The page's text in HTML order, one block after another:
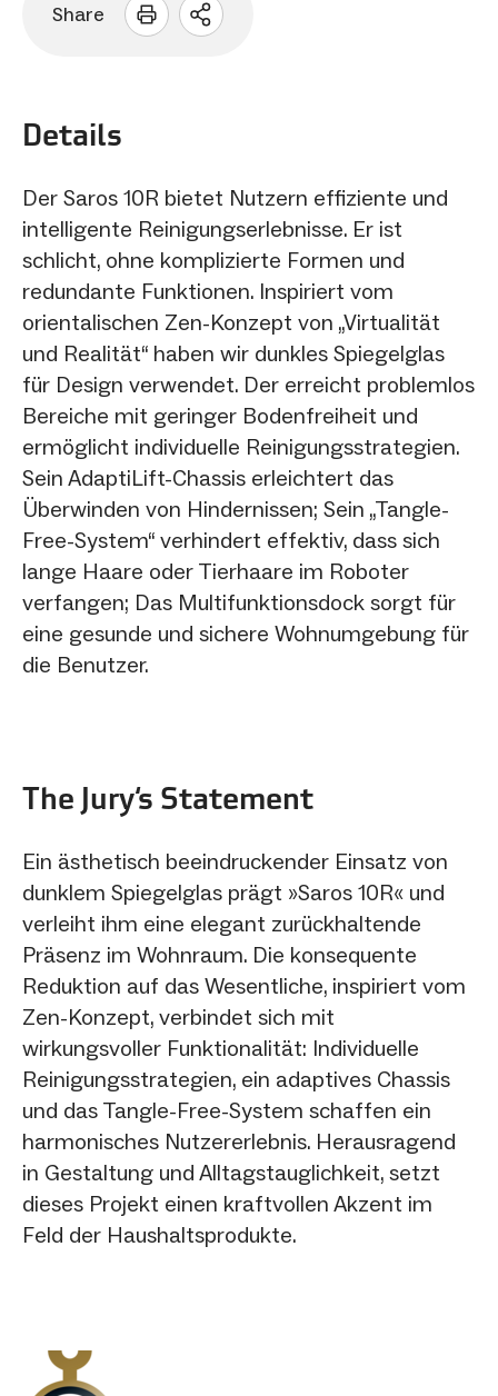
Share
Sharing
Details
Der Saros 10R bietet Nutzern effiziente und
intelligente Reinigungserlebnisse. Er ist
schlicht, ohne komplizierte Formen und
redundante Funktionen. Inspiriert vom
orientalischen Zen-Konzept von „Virtualität
und Realität“ haben wir dunkles Spiegelglas
für Design verwendet. Der erreicht problemlos
Bereiche mit geringer Bodenfreiheit und
ermöglicht individuelle Reinigungsstrategien.
Sein AdaptiLift-Chassis erleichtert das
Überwinden von Hindernissen; Sein „Tangle-
Free-System“ verhindert effektiv, dass sich
lange Haare oder Tierhaare im Roboter
verfangen; Das Multifunktionsdock sorgt für
eine gesunde und sichere Wohnumgebung für
die Benutzer.
The Jury‘s Statement
Ein ästhetisch beeindruckender Einsatz von
dunklem Spiegelglas prägt »Saros 10R« und
verleiht ihm eine elegant zurückhaltende
Präsenz im Wohnraum. Die konsequente
Reduktion auf das Wesentliche, inspiriert vom
Zen-Konzept, verbindet sich mit
wirkungsvoller Funktionalität: Individuelle
Reinigungsstrategien, ein adaptives Chassis
und das Tangle-Free-System schaffen ein
harmonisches Nutzererlebnis. Herausragend
in Gestaltung und Alltagstauglichkeit, setzt
dieses Projekt einen kraftvollen Akzent im
Feld der Haushaltsprodukte.